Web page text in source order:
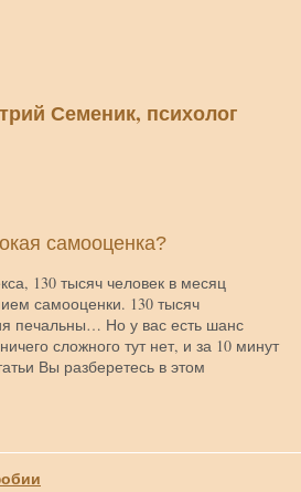
Семеник, психолог
самооценка?
130 тысяч человек в месяц
самооценки. 130 тысяч
печальны… Но у вас есть шанс
сложного тут нет, и за 10 минут
Вы разберетесь в этом